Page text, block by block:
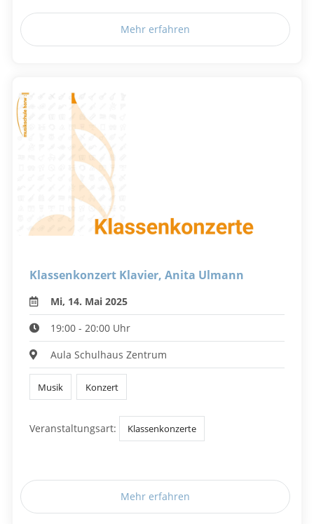
Mehr erfahren
Klassenkonzert Klavier, Anita Ulmann
Mi, 14. Mai 2025
19:00 - 20:00 Uhr
Aula Schulhaus Zentrum
Musik Konzert
Veranstaltungsart: Klassenkonzerte
Mehr erfahren